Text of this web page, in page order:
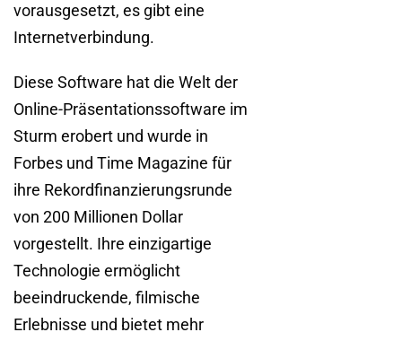
vorausgesetzt, es gibt eine
Internetverbindung.
Diese Software hat die Welt der
Online-Präsentationssoftware im
Sturm erobert und wurde in
Forbes und Time Magazine für
ihre Rekordfinanzierungsrunde
von 200 Millionen Dollar
vorgestellt. Ihre einzigartige
Technologie ermöglicht
beeindruckende, filmische
Erlebnisse und bietet mehr